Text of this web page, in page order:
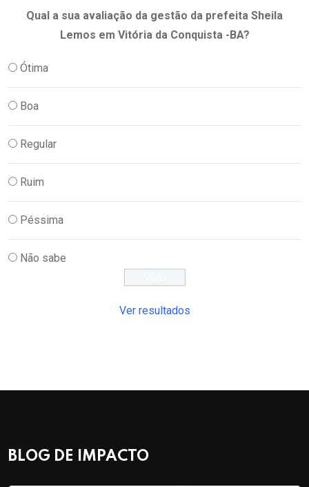
Qual a sua avaliação da gestão da prefeita Sheila
Lemos em Vitória da Conquista -BA?
Ótima
Boa
Regular
Ruim
Péssima
Não sabe
Ver resultados
BLOG DE IMPACTO